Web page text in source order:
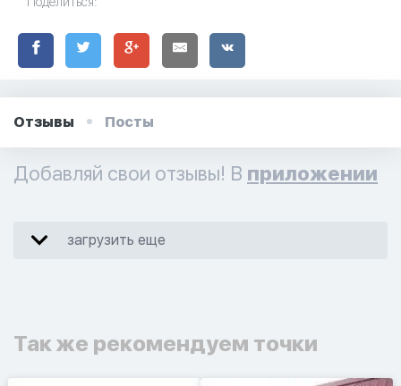
Отзывы Посты
Добавляй свои отзывы! В приложении
загрузить еще
Так же рекомендуем точки